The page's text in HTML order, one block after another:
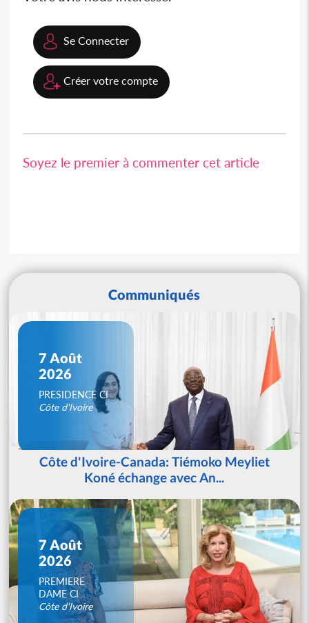
Se Connecter
Créer votre compte
Soyez le premier à commenter cet article
Communiqués
7 Août
2026
PRESIDENCE CI
Côte d'Ivoire
Côte d'Ivoire-Canada: Tiémoko Meyliet
Koné échange avec An...
7 Août
2026
PREMIERE
DAME CI
Côte d'Ivoire